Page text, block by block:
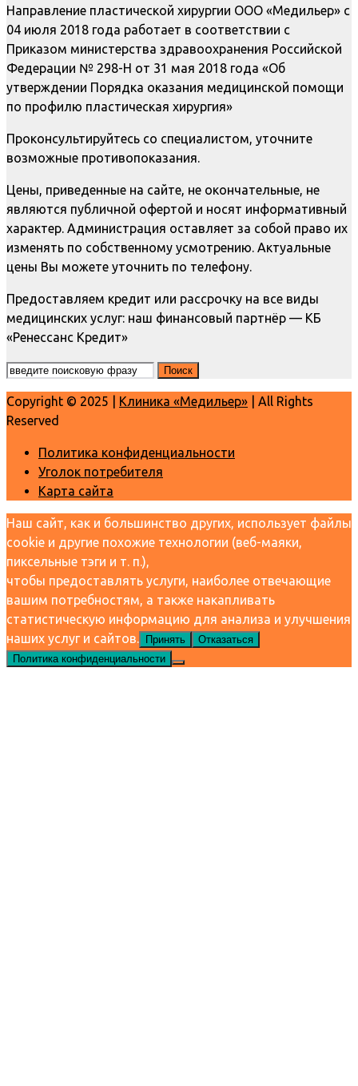
Направление пластической хирургии ООО «Медильер» с
04 июля 2018 года работает в соответствии с
Приказом министерства здравоохранения Российской
Федерации № 298-Н от 31 мая 2018 года «Об
утверждении Порядка оказания медицинской помощи
по профилю пластическая хирургия»
Проконсультируйтесь со специалистом, уточните
возможные противопоказания.
Цены, приведенные на сайте, не окончательные, не
являются публичной офертой и носят информативный
характер. Администрация оставляет за собой право их
изменять по собственному усмотрению. Актуальные
цены Вы можете уточнить по телефону.
Предоставляем кредит или рассрочку на все виды
медицинских услуг: наш финансовый партнёр — КБ
«Ренессанс Кредит»
Copyright © 2025 | Клиника «Медильер» | All Rights
Reserved
Политика конфиденциальности
Уголок потребителя
Карта сайта
Наш сайт, как и большинство других, использует файлы
cookie и другие похожие технологии (веб-маяки,
пиксельные тэги и т. п.),
чтобы предоставлять услуги, наиболее отвечающие
вашим потребностям, а также накапливать
статистическую информацию для анализа и улучшения
наших услуг и сайтов.
Принять
Отказаться
Политика конфиденциальности